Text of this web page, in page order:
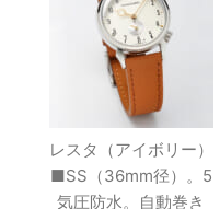
レスタ（アイボリー）
■SS（36mm径）。5
気圧防水。自動巻き